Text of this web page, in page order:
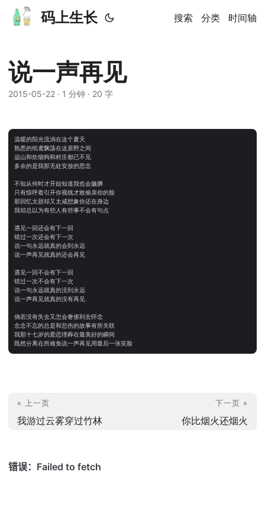
码上生长 搜索 分类 时间轴
说一声再见
2015-05-22 · 1 分钟 · 20 字
温暖的阳光流淌在这个夏天
熟悉的纸鸢飘荡在这原野之间
远山和炊烟狗和村庄都已不见
多余的是我那无处安放的思念
不知从何时才开始知道我也会腼腆
只有惊呼着引开你视线才敢偷亲你的脸
那回忆太甜却又太咸想象你还在身边
我却总以为有些人有些事不会有句点
遇见一回还会有下一回
错过一次还会有下一次
说一句永远就真的会到永远
说一声再见就真的还会再见
遇见一回不会有下一回
错过一次不会有下一次
说一句永远就真的没到永远
说一声再见就真的没有再见
倘若没有失去又怎会奢侈到去怀念
念念不忘的总是和悲伤的故事有所关联
我那十七岁的爱恋埋葬在最美好的瞬间
« 上一页
我游过云雾穿过竹林
下一页 »
你比烟火还烟火